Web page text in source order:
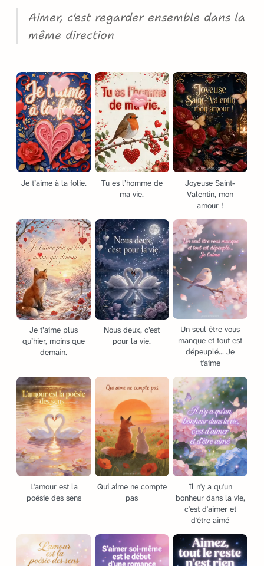
Aimer, c'est regarder ensemble dans la
même direction
Je t’aime à la folie.
Tu es l’homme de
ma vie.
Joyeuse Saint-
Valentin, mon
amour !
Je t’aime plus
qu’hier, moins que
demain.
Nous deux, c’est
pour la vie.
Un seul être vous
manque et tout est
dépeuplé... Je
t'aime
L'amour est la
poésie des sens
Qui aime ne compte
pas
Il n'y a qu'un
bonheur dans la vie,
c'est d'aimer et
d'être aimé